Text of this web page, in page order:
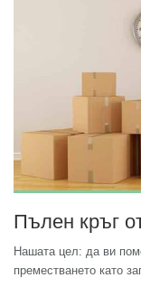
Пълен кръг
Нашата цел: да ви
преместването като